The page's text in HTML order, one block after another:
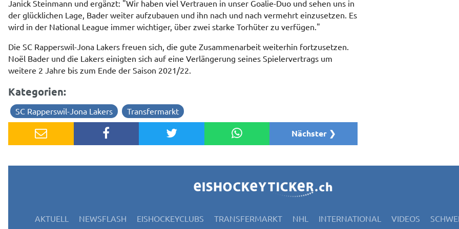
Janick Steinmann und ergänzt: "Wir haben viel Vertrauen in unser Goalie-Duo und sehen uns in
der glücklichen Lage, Bader weiter aufzubauen und ihn nach und nach vermehrt einzusetzen. Es
wird in der National League immer wichtiger, über zwei starke Torhüter zu verfügen."
Die SC Rapperswil-Jona Lakers freuen sich, die gute Zusammenarbeit weiterhin fortzusetzen.
Noël Bader und die Lakers einigten sich auf eine Verlängerung seines Spielervertrags um
weitere 2 Jahre bis zum Ende der Saison 2021/22.
Kategorien:
SC Rapperswil-Jona Lakers Transfermarkt
Nächster ❯
AKTUELL NEWSFLASH EISHOCKEYCLUBS TRANSFERMARKT NHL INTERNATIONAL VIDEOS